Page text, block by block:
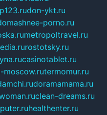
don-ykt.ru
porno.ru
metropoltravel.ru
rostotsky.ru
casinotablet.ru
moscow.rutermomur.ru
doramamama.ru
clean-dreams.ru
healthenter.ru